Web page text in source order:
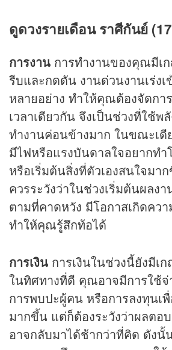
ดูดวงรายเดือน ราศีกันย์
การงาน การทำงานของคุณมีเ
รีบและกดดัน งานด่วนงานเร่ง
หลายอย่าง ทำให้คุณต้องจัดกา
เวลาเดียวกัน จึงเป็นช่วงที่ใช้พ
ทำงานค่อนข้างมาก ในขณะเดี
มีไฟหรือแรงบันดาลใจอยากทำ
หรือเริ่มต้นสิ่งที่ตัวเองสนใจมา
ควรระวังว่าในช่วงเริ่มต้นผลง
ตามที่คาดหวัง มีโอกาสเกิดคว
ทำให้คุณรู้สึกท้อได้
การเงิน การเงินในช่วงนี้ยังมีเ
ในทิศทางที่ดี คุณอาจมีการใช้จ่
การพบปะผู้คน หรือการลงทุนเ
มากขึ้น แต่ก็ต้องระวังว่าผลตอ
อาจกลับมาได้ช้ากว่าที่คิด ดังนั้